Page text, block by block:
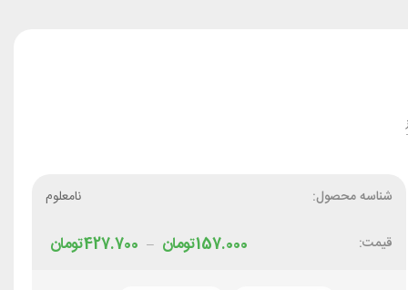
شناسه محصول: نامعلوم
قیمت: تومان157.000
– تومان427.700